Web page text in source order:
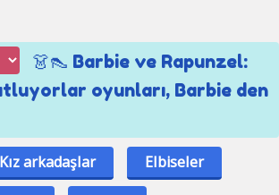
👗👠 Barbie ve Rapunzel:
oyunları, Barbie den
Kız arkadaşlar
Elbiseler